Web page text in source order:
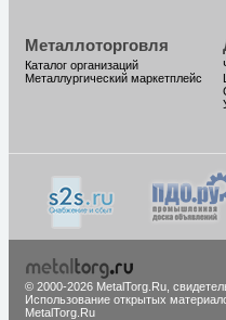
Металлоторговля
Каталог организаций
Металлургический маркетплейс
© 2000-2026 MetalTorg.Ru,
Использование открытых
MetalTorg.Ru